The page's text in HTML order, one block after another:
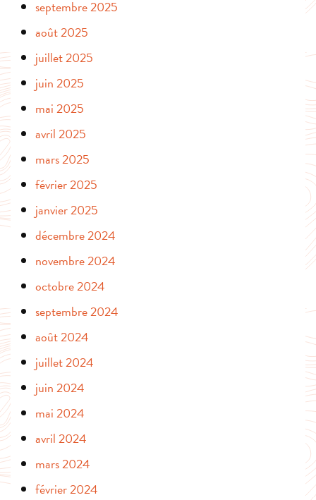
septembre 2025
août 2025
juillet 2025
juin 2025
mai 2025
avril 2025
mars 2025
février 2025
janvier 2025
décembre 2024
novembre 2024
octobre 2024
septembre 2024
août 2024
juillet 2024
juin 2024
mai 2024
avril 2024
mars 2024
février 2024